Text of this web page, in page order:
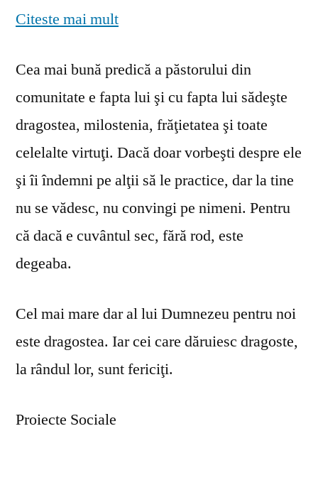
Citeste mai mult
Cea mai bună predică a păstorului din
comunitate e fapta lui şi cu fapta lui sădeşte
dragostea, milostenia, frăţietatea şi toate
celelalte virtuţi. Dacă doar vorbeşti despre ele
şi îi îndemni pe alţii să le practice, dar la tine
nu se vă­desc, nu convingi pe nimeni. Pentru
că dacă e cuvântul sec, fără rod, este
degeaba.
Cel mai mare dar al lui Dumnezeu pentru noi
este dragostea. Iar cei care dăruiesc dragoste,
la rândul lor, sunt fericiţi.
Proiecte Sociale